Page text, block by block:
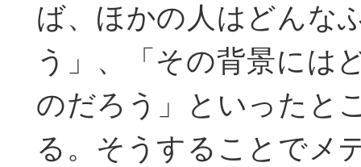
ば、ほかの人はどんな
う」、「その背景には
のだろう」といったと
る。そうすることでメ